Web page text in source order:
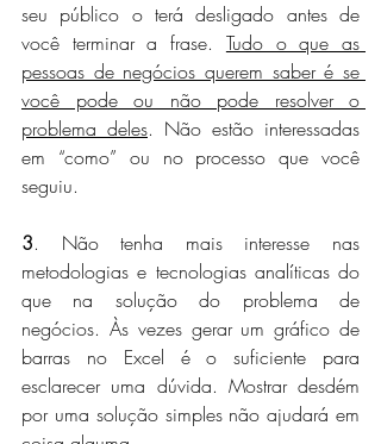
seu público o terá desligado antes de
você terminar a frase. Tudo o que as
pessoas de negócios querem saber é se
você pode ou não pode resolver o
problema deles. Não estão interessadas
em “como” ou no processo que você
seguiu.
3. Não tenha mais interesse nas
metodologias e tecnologias analíticas do
que na solução do problema de
negócios. Às vezes gerar um gráfico de
barras no Excel é o suficiente para
esclarecer uma dúvida. Mostrar desdém
por uma solução simples não ajudará em